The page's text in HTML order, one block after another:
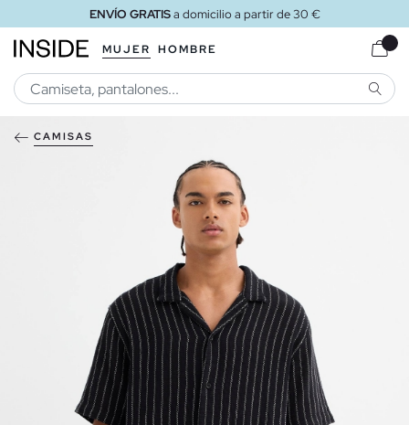
ENVÍO GRATISa domicilio a partir de 30 €
MUJER HOMBRE
CAMISAS